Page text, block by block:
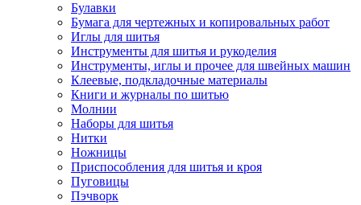
Булавки
Бумага для чертежных и копировальных работ
Иглы для шитья
Инструменты для шитья и рукоделия
Инструменты, иглы и прочее для швейных машин
Клеевые, подкладочные материалы
Книги и журналы по шитью
Молнии
Наборы для шитья
Нитки
Ножницы
Приспособления для шитья и кроя
Пуговицы
Пэчворк